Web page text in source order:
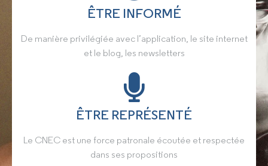
ÊTRE INFORMÉ
De manière privilégiée avec l’application, le site internet
et le blog, les newsletters
ÊTRE REPRÉSENTÉ
Le CNEC est une force patronale écoutée et respectée
dans ses propositions